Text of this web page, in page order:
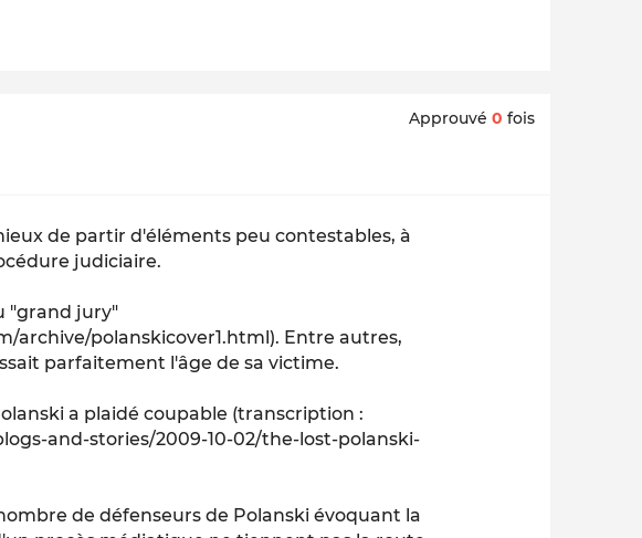
Approuvé 0 fois
de partir d'éléments peu contestables, à
judiciaire.
"grand jury"
polanskicover1.html). Entre autres,
parfaitement l'âge de sa victime.
a plaidé coupable (transcription :
and-stories/2009-10-02/the-lost-polanski-
de défenseurs de Polanski évoquant la